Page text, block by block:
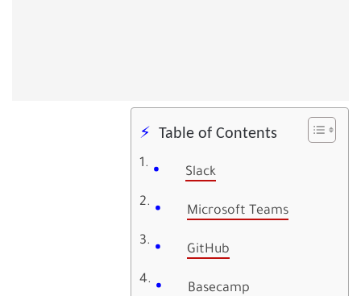
Table of Contents
Slack
Microsoft Teams
GitHub
Basecamp